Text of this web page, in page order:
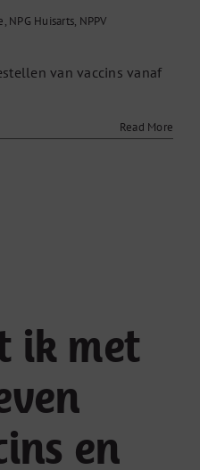
, NPG Huisarts, NPPV
van vaccins vanaf
Read More
ik met
en